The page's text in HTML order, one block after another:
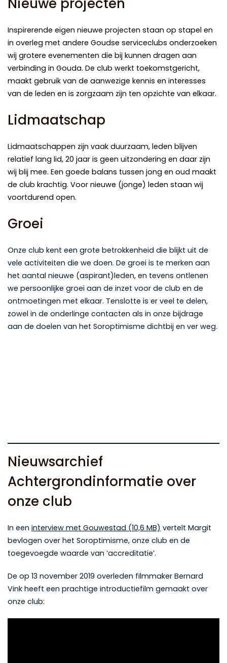
Inspirerende eigen nieuwe projecten staan op stapel en
in overleg met andere Goudse serviceclubs onderzoeken
wij grotere evenementen die bij kunnen dragen aan
verbinding in Gouda. De club werkt toekomstgericht,
maakt gebruik van de aanwezige kennis en interesses
van de leden en is zorgzaam zijn ten opzichte van elkaar.
Lidmaatschap
Lidmaatschappen zijn vaak duurzaam, leden blijven
relatief lang lid, 20 jaar is geen uitzondering en daar zijn
wij blij mee. Een goede balans tussen jong en oud maakt
de club krachtig. Voor nieuwe (jonge) leden staan wij
voortdurend open.
Groei
Onze club kent een grote betrokkenheid die blijkt uit de
vele activiteiten die we doen. De groei is te merken aan
het aantal nieuwe (aspirant)leden, en tevens ontlenen
we persoonlijke groei aan de inzet voor de club en de
ontmoetingen met elkaar. Tenslotte is er veel te delen,
zowel in de onderlinge contacten als in onze bijdrage
aan de doelen van het Soroptimisme dichtbij en ver weg.
Nieuwsarchief
Achtergrondinformatie over
onze club
In een interview met Gouwestad (10,6 MB) vertelt Margit
bevlogen over het Soroptimisme, onze club en de
toegevoegde waarde van ‘accreditatie’.
De op 13 november 2019 overleden filmmaker Bernard
Vink heeft een prachtige introductiefilm gemaakt over
onze club: